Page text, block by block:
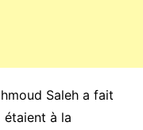
Saleh a fait
étaient à la